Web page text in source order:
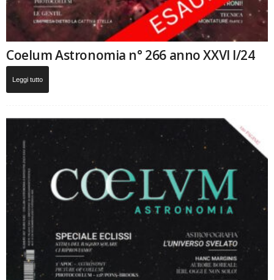
Coelum Astronomia n° 266 anno XXVI I/24
Leggi tutto